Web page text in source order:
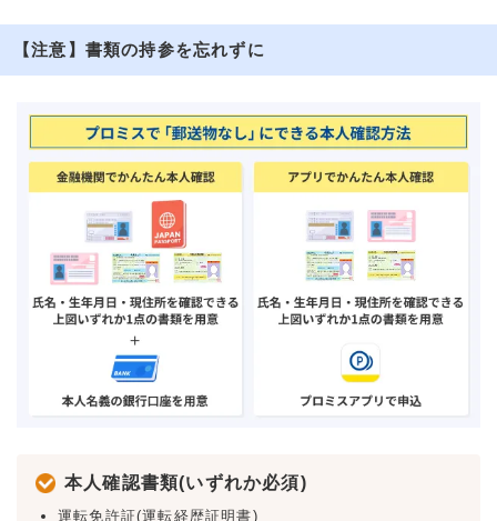
【注意】書類の持参を忘れずに
本人確認書類(いずれか必須)
運転免許証(運転経歴証明書)